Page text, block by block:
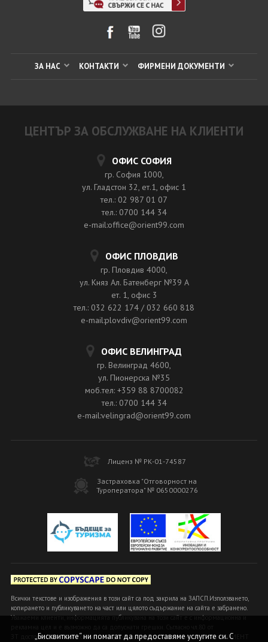
ЗА НАС КОНТАКТИ ФИРМЕНИ ДОКУМЕНТИ
ЦЕНТЪР ЗА ОБСЛУЖВАНЕ НА КЛИЕНТИ
ОФИС СОФИЯ
гр. София 1000,
ул. Гладстон 32, ет.1, офис 1
тел.: 02 987 01 07
тел.: 0700 144 34
e-mail:office@orient99.com
ОФИС ПЛОВДИВ
гр. Пловдив 4000,
ул. Княз Ал. Батенберг №39 A
ет. 1, офис 3
тел.: 032 622 174 / 032 660 818
e-mail:plovdiv@orient99.com
ОФИС ВЕЛИНГРАД
гр. Велинград 4600,
ул. Пионерска №35
моб.тел: +359 88 8700082
тел.: 0700 144 34
e-mail:velingrad@orient99.com
Лиценз № РК-01-74587
Застраховка "Отговорност на
Туроператора" № 0650000276
Всички текстове и изображения в този сайт са под закрила на ЗАПСП.Използването,
копирането и публикуването на част или цялото съдържание на сайта е забранено.
Уважаеми клиенти, информацията публикувана на този сайт е с информационна и
ЗТ достоверна и вярна се счита информацията, предоставена в офисите ОРИЕНТ
„Бисквитките“ ни помагат да предоставяме услугите си. С